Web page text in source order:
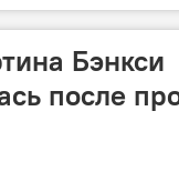
Бэнкси
после